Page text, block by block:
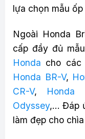
lựa chọn mẫu
Ngoài Honda
cấp đầy đủ mẫu
Honda cho các
Honda BR-V,
CR-V, Honda
Odyssey,… Đáp
làm đẹp cho